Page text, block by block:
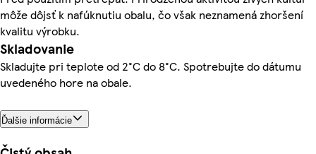
môže dôjsť k nafúknutiu obalu, čo však neznamená zhoršení
kvalitu výrobku.
Skladovanie
Skladujte pri teplote od 2°C do 8°C. Spotrebujte do dátumu
uvedeného hore na obale.
Ďalšie informácie